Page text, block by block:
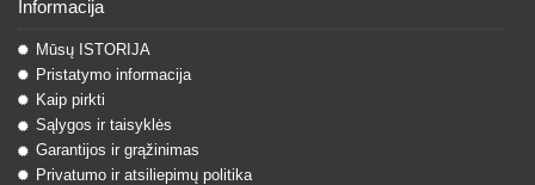
Informacija
Mūsų ISTORIJA
Pristatymo informacija
Kaip pirkti
Sąlygos ir taisyklės
Garantijos ir grąžinimas
Privatumo ir atsiliepimų politika